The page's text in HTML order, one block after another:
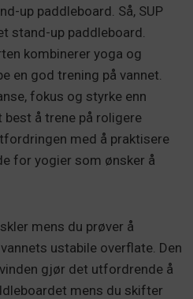
up paddleboard. Så, SUP
stand-up paddleboard.
kombinerer yoga og
en god trening på vannet.
fokus og styrke enn
å trene på roligere
med å praktisere
for yogier som ønsker å
mens du prøver å
ustabile overflate. Den
gjør det utfordrende å
mens du skifter